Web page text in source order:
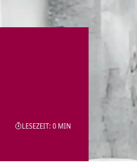
LESEZEIT: 0 MIN